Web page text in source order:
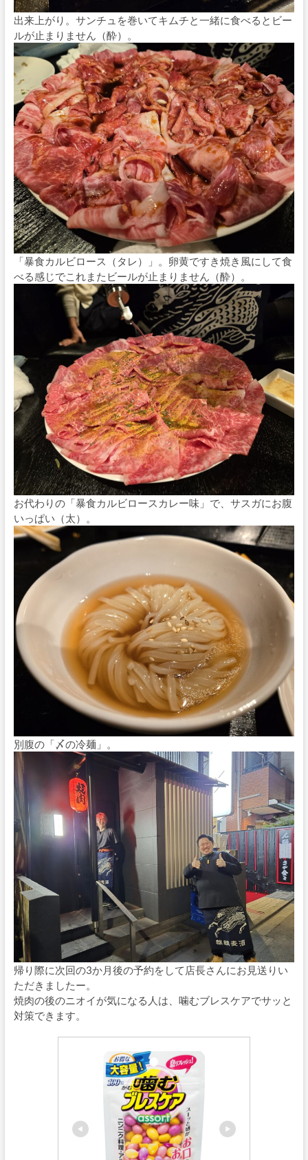
出来上がり。サンチュを巻いてキムチと一緒に食べるとビー
ルが止まりません（酔）。
「暴食カルビロース（タレ）」。卵黄ですき焼き風にして食
べる感じでこれまたビールが止まりません（酔）。
お代わりの「暴食カルビロースカレー味」で、サスガにお腹
いっぱい（太）。
別腹の「〆の冷麺」。
帰り際に次回の3か月後の予約をして店長さんにお見送りい
ただきましたー。
焼肉の後のニオイが気になる人は、噛むブレスケアでサッと
対策できます。